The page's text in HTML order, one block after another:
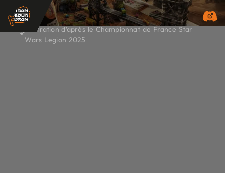
Illustration d’après le Championnat de France Star
Wars Legion 2025